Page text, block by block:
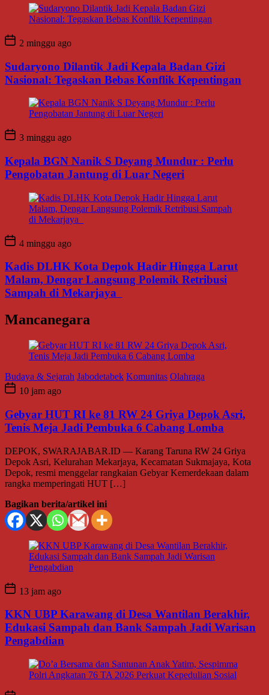
2 minggu ago
Sudaryono Dilantik Jadi Kepala Badan Gizi
Nasional: Tegaskan Bebas Konflik Kepentingan
3 minggu ago
Kepala BGN Nanik S Deyang Mundur : Perlu
Pengobatan Jantung di Luar Negeri
4 minggu ago
Kadis DLHK Kota Depok Hadir Hingga Larut
Malam, Dengar Langsung Polemik Retribusi
Sampah di Mekarjaya
Mancanegara
Budaya & Sejarah Jabodetabek Komunitas Olahraga
10 jam ago
Gebyar HUT RI ke 81 RW 24 Griya Depok Asri,
Tenis Meja Jadi Pembuka 6 Cabang Lomba
DEPOK, SWARAJABAR.ID — Karang Taruna RW 24 Griya
Depok Asri, Kelurahan Mekarjaya, Kecamatan Sukmajaya, Kota
Depok, resmi menggelar rangkaian Gebyar Kemerdekaan dalam
rangka memperingati HUT […]
Bagikan berita/artikel ini
13 jam ago
KKN UBP Karawang di Desa Wantilan Berakhir,
Edukasi Sampah dan Bank Sampah Jadi Warisan
Pengabdian